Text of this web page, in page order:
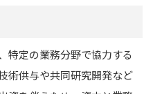
特定の業務分野で協力する
術供与や共同研究開発など